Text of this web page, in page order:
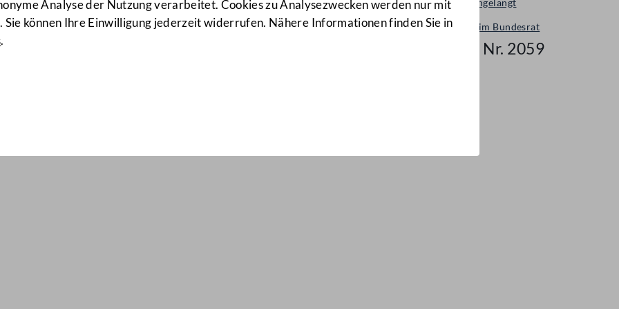
Analyse der Nutzung verarbeitet. Cookies zu Analysezwecken werden nur mit
Sie können Ihre Einwilligung jederzeit widerrufen. Nähere Informationen finden Sie in
.
Neu eingelangt
Neues im Bundesrat
Mail Nr. 2059
Nr: 2059